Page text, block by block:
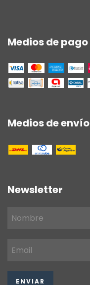
Medios de pago
Medios de envío
Newsletter